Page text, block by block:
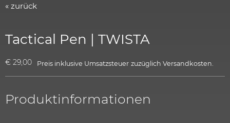
« zurück
Tactical Pen | TWISTA
€ 29,00 Preis inklusive Umsatzsteuer zuzüglich Versandkosten.
Produktinformationen